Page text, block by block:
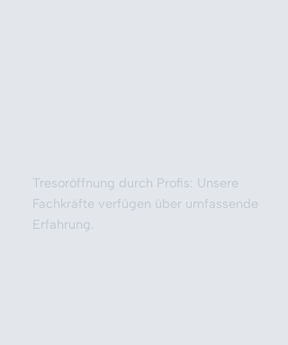
Tresoröffnung durch Profis: Unsere
Fachkräfte verfügen über umfassende
Erfahrung.